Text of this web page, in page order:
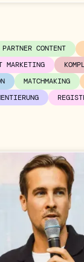
PARTNER CONTENT
MARKETING
MATCHMAKING